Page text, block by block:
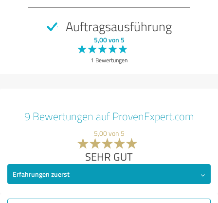
Auftragsausführung
5,00 von 5
1 Bewertungen
9 Bewertungen auf ProvenExpert.com
5,00 von 5
SEHR GUT
Erfahrungen zuerst